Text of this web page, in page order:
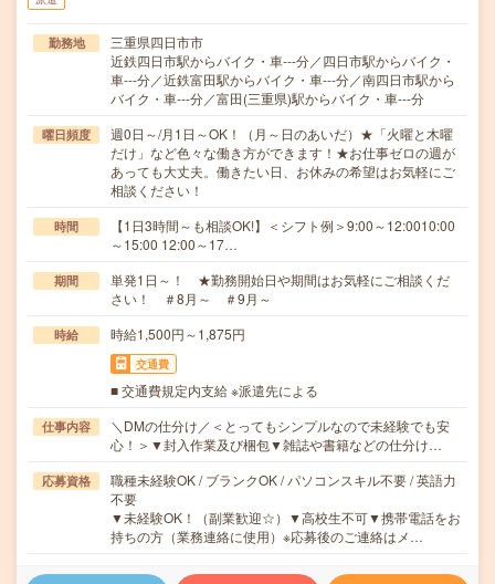
勤務地
三重県四日市市
近鉄四日市駅からバイク・車---分／四日市駅からバイク・
車---分／近鉄富田駅からバイク・車---分／南四日市駅から
バイク・車---分／富田(三重県)駅からバイク・車---分
曜日頻度
週0日～/月1日～OK！（月～日のあいだ）★「火曜と木曜
だけ」など色々な働き方ができます！★お仕事ゼロの週が
あっても大丈夫。働きたい日、お休みの希望はお気軽にご
相談ください！
時間
【1日3時間～も相談OK!】＜シフト例＞9:00～12:0010:00
～15:00 12:00～17…
期間
単発1日～！ ★勤務開始日や期間はお気軽にご相談くだ
さい！ ＃8月～ ＃9月～
時給 時給1,500円～1,875円
交通費
■ 交通費規定内支給 ※派遣先による
仕事内容
＼DMの仕分け／＜とってもシンプルなので未経験でも安
心！＞▼封入作業及び梱包▼雑誌や書籍などの仕分け…
応募資格
職種未経験OK / ブランクOK / パソコンスキル不要 / 英語力
不要
▼未経験OK！（副業歓迎☆）▼高校生不可▼携帯電話をお
持ちの方（業務連絡に使用）※応募後のご連絡はメ…